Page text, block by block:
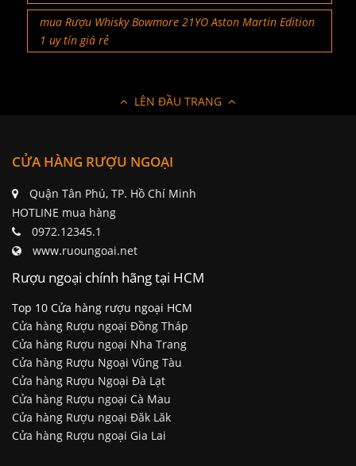
mua Rượu Whisky Bowmore 21YO Aston Martin Edition
1 uy tín giá rẻ
LÊN ĐẦU TRANG
CỬA HÀNG RƯỢU NGOẠI
Quận Tân Phú, TP. Hồ Chí Minh
HOTLINE mua hàng
0972.12345.1
www.ruoungoai.net
Rượu ngoại chính hãng tại HCM
Top 10 Cửa hàng rượu ngoại HCM
Cửa hàng Rượu ngoại Đồng Tháp
Cửa hàng Rượu ngoại Nha Trang
Cửa hàng Rượu Ngoại Vũng Tàu
Cửa hàng Rượu Ngoại Đà Lạt
Cửa hàng Rượu ngoại Cà Mau
Cửa hàng Rượu ngoại Đăk Lăk
Cửa hàng Rượu ngoại Gia Lai